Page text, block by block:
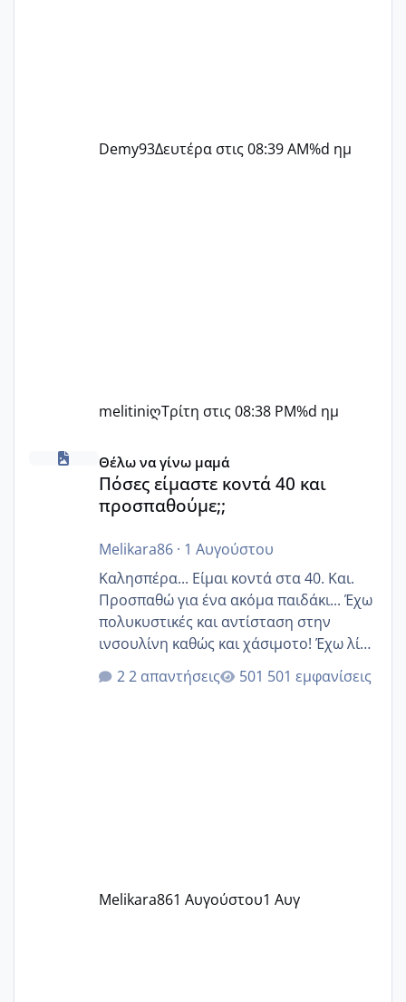
Demy93Δευτέρα στις 08:39 AM%d ημ
melitiniღΤρίτη στις 08:38 PM%d ημ
Πόσες είμαστε κοντά 40 και προσπαθούμε;;
Θέλω να γίνω μαμά
Πόσες είμαστε κοντά 40 και
προσπαθούμε;;
Melikara86· 1 Αυγούστου
Καλησπέρα... Είμαι κοντά στα 40. Και.
Προσπαθώ για ένα ακόμα παιδάκι... Έχω
πολυκυστικές και αντίσταση στην
ινσουλίνη καθώς και χάσιμοτο! Έχω λίγα
κιλά παραπάνω και όσο κ αν προσπαθώ
δεν χάνω εύκολα! Προσπαθώ για ακόμη
2 απαντήσεις 501 εμφανίσεις
Melikara861 Αυγούστου1 Αυγ